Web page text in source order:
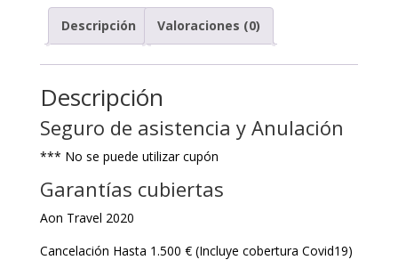
Europa
doblete
cantidad
Descripción Valoraciones (0)
Descripción
Seguro de asistencia y Anulación
*** No se puede utilizar cupón
Garantías cubiertas
Aon Travel 2020
Cancelación Hasta 1.500 € (Incluye cobertura Covid19)